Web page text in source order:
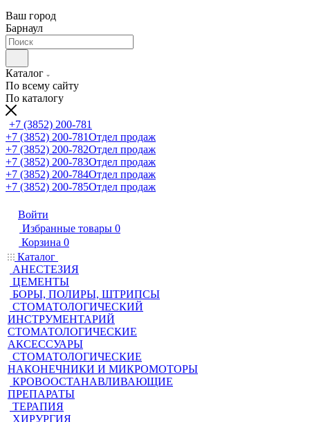
Ваш город
Барнаул
Каталог
По всему сайту
По каталогу
+7 (3852) 200-781
+7 (3852) 200-781Отдел продаж
+7 (3852) 200-782Отдел продаж
+7 (3852) 200-783Отдел продаж
+7 (3852) 200-784Отдел продаж
+7 (3852) 200-785Отдел продаж
Войти
Избранные товары 0
Корзина 0
Каталог
АНЕСТЕЗИЯ
ЦЕМЕНТЫ
БОРЫ, ПОЛИРЫ, ШТРИПСЫ
СТОМАТОЛОГИЧЕСКИЙ
ИНСТРУМЕНТАРИЙ
СТОМАТОЛОГИЧЕСКИЕ
АКСЕССУАРЫ
СТОМАТОЛОГИЧЕСКИЕ
НАКОНЕЧНИКИ И МИКРОМОТОРЫ
КРОВООСТАНАВЛИВАЮЩИЕ
ПРЕПАРАТЫ
ТЕРАПИЯ
ХИРУРГИЯ